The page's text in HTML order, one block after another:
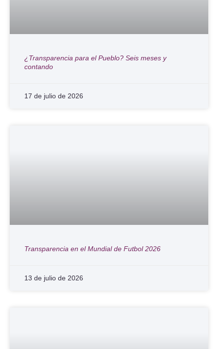
¿Transparencia para el Pueblo? Seis meses y
contando
17 de julio de 2026
Transparencia en el Mundial de Futbol 2026
13 de julio de 2026